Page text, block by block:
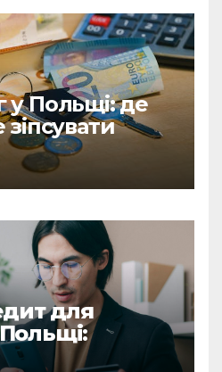
у Польщі: де
зіпсувати
для
з отримання